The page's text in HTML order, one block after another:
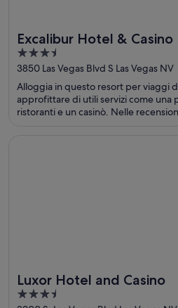
Excalibur Hotel & Casino
3.5
out
of
5
3850 Las Vegas Blvd S Las Vegas NV
Alloggia in questo resort per viaggi
approfittare di utili servizi come una
ristoranti e un casinò. Nelle
Luxor Hotel and Casino
3.5